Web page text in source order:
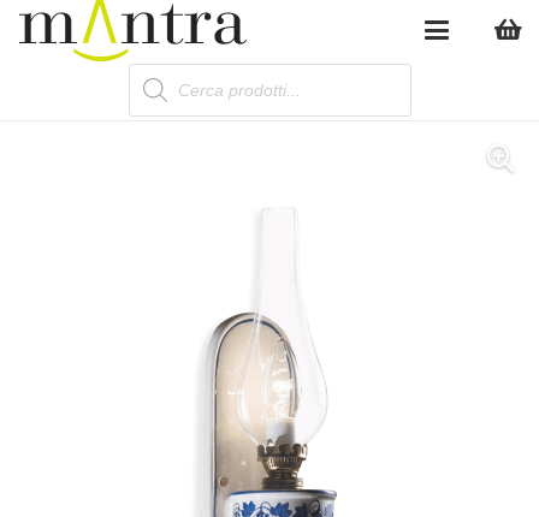
Products
search